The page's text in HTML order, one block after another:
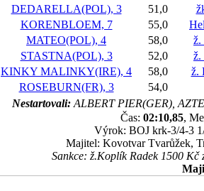
DEDARELLA(POL), 3 51,0
KORENBLOEM, 7 55,0
MATEO(POL), 4 58,0
ž.
STASTNA(POL), 3 52,0
ž.
KINKY MALINKY(IRE), 4 58,0
ž.
ROSEBURN(FR), 3
54,0
Nestartovali: ALBERT PIER(GER),
Čas: 02:10,85,
Výrok: BOJ krk-3/4-3
Majitel: Kovotvar Tvarůžek,
Sankce: ž.Koplík Radek 1500